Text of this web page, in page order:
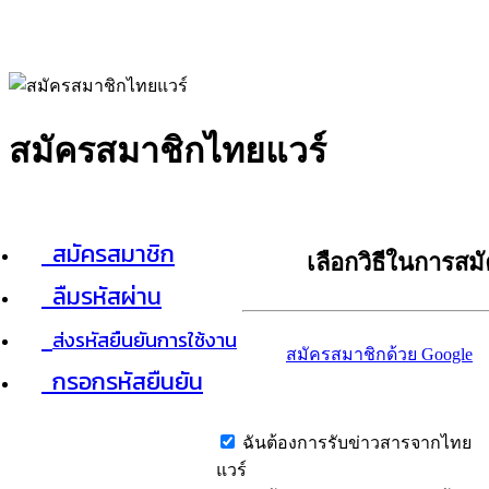
สมัครสมาชิกไทยแวร์
สมัครสมาชิก
ลืมรหัสผ่าน
ส่งรหัสยืนยันการใช้งาน
กรอกรหัสยืนยัน
เลือกวิธีในการส
สมัครสมาชิกด้วย Google
ฉันต้องการรับข่าวสารจากไทย
แวร์